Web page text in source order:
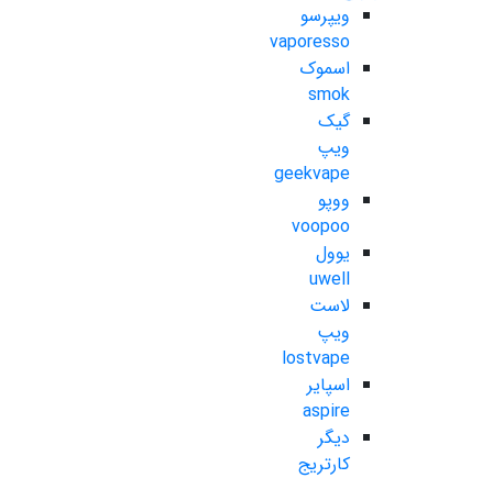
ویپرسو
vaporesso
اسموک
smok
گیک
ویپ
geekvape
ووپو
voopoo
یوول
uwell
لاست
ویپ
lostvape
اسپایر
aspire
دیگر
کارتریج